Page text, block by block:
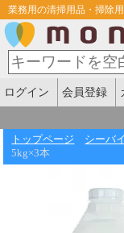
業務用の清掃用品・掃除
ログイン 会員登録
トップページ シーバ
5kg×3本